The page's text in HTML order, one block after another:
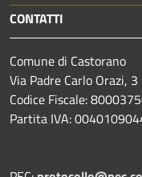
CONTATTI
Comune di Castorano
Via Padre Carlo Orazi,
Codice Fiscale:
Partita IVA: